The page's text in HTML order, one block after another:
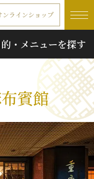
ンラインショップ
的・メニューを探す
賓館